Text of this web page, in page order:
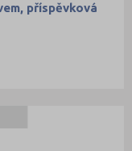
příspěvková